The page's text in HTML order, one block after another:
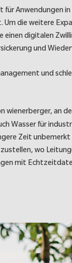
Anwendungen
die weitere
digitalen
und
und
wienerberger, an
Wasser für
Zeit
wo
mit